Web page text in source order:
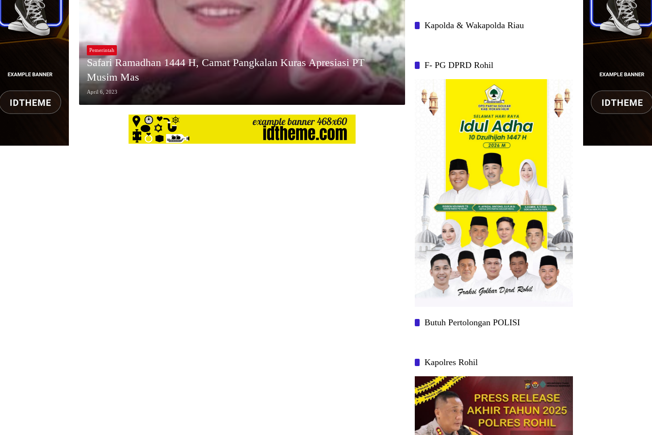
Pemerintah
Safari Ramadhan 1444 H, Camat Pangkalan Kuras Apresiasi PT
Musim Mas
April 6, 2023
Kapolda & Wakapolda Riau
F- PG DPRD Rohil
Butuh Pertolongan POLISI
Kapolres Rohil